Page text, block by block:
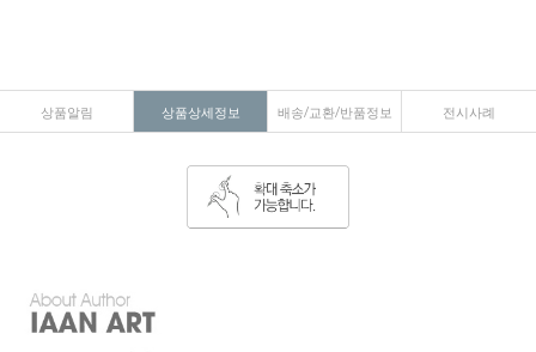
상품알림 상품상세정보 배송/교환/반품정보 전시사례